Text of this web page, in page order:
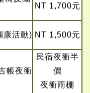
NT 1,700元
康活動) NT 1,500元
帳夜衝
民宿夜衝半
價
夜衝雨棚